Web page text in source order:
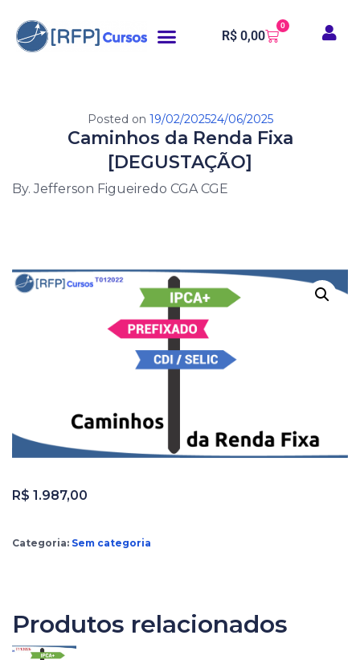
R$ 0,00
0
Posted on 19/02/202524/06/2025
Caminhos da Renda Fixa
[DEGUSTAÇÃO]
By. Jefferson Figueiredo CGA CGE
R$ 1.987,00
Categoria: Sem categoria
Produtos relacionados